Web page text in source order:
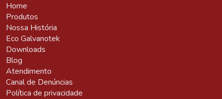
Home
Produtos
Nossa História
Eco Galvanotek
Downloads
Blog
Atendimento
Canal de Denúncias
Política de privacidade